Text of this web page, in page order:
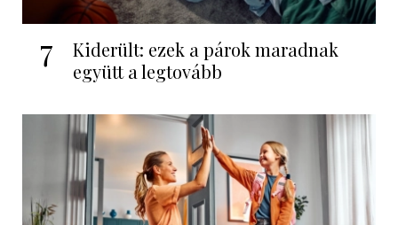
7
Kiderült: ezek a párok maradnak
együtt a legtovább